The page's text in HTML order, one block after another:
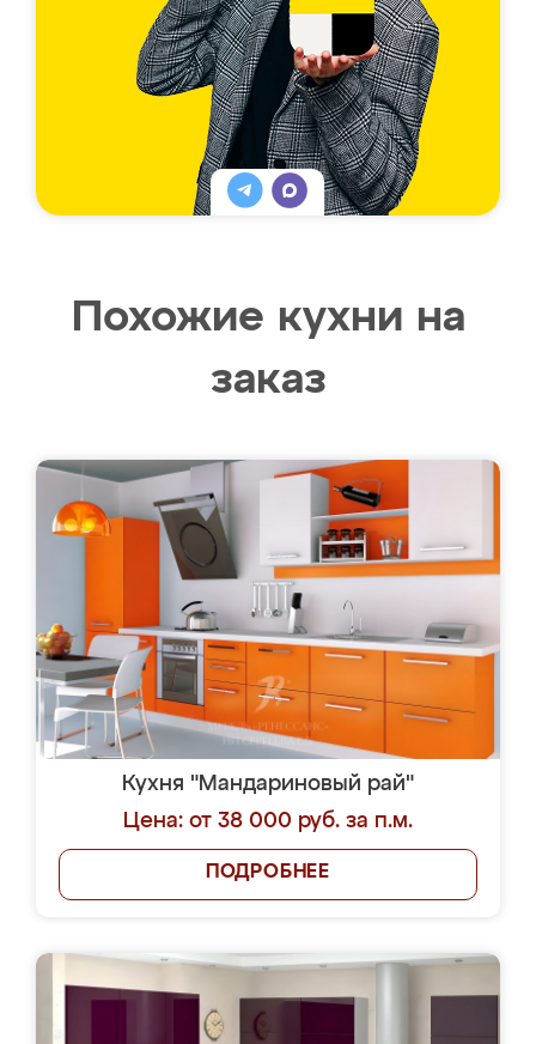
Похожие кухни на
заказ
Кухня "Мандариновый рай"
Цена: от 38 000 руб. за п.м.
ПОДРОБНЕЕ